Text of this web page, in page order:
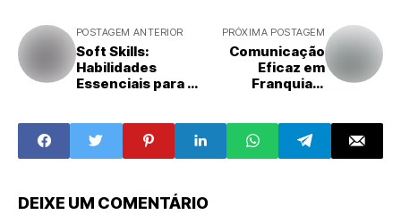
POSTAGEM ANTERIOR
Soft Skills:
Habilidades
Essenciais para o
Corporativo
PRÓXIMA POSTAGEM
Comunicação
Eficaz em
Franquias:
o Sucesso
DEIXE UM COMENTÁRIO